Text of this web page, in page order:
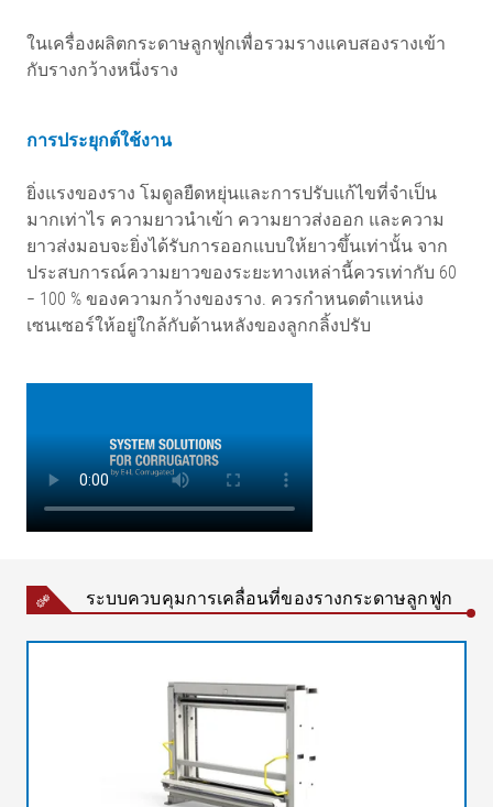
ในเครื่องผลิตกระดาษลูกฟูกเพื่อรวมรางแคบสองรางเข้า
กับรางกว้างหนึ่งราง
การประยุกต์ใช้งาน
ยิ่งแรงของราง โมดูลยืดหยุ่นและการปรับแก้ไขที่จำเป็น
มากเท่าไร ความยาวนำเข้า ความยาวส่งออก และความ
ยาวส่งมอบจะยิ่งได้รับการออกแบบให้ยาวขึ้นเท่านั้น จาก
ประสบการณ์ความยาวของระยะทางเหล่านี้ควรเท่ากับ 60
− 100 % ของความกว้างของราง. ควรกำหนดตำแหน่ง
เซนเซอร์ให้อยู่ใกล้กับด้านหลังของลูกกลิ้งปรับ
ระบบควบคุมการเคลื่อนที่ของรางกระดาษลูกฟูก